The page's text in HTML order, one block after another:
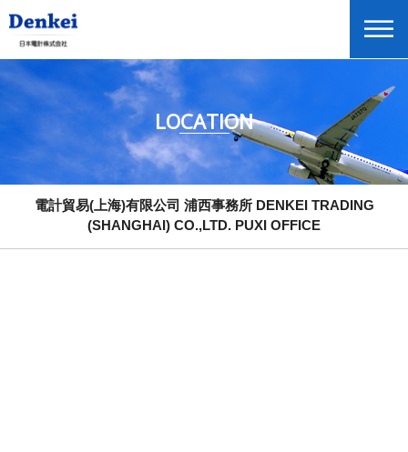
電計貿易(上海)有限公司 北京分公司 DENKEI TRADING (SHANGHAI)
CO.,LTD. BEIJING OFFICE
電計貿易(上海)有限公司 本社 DENKEI TRADING (SHANGHAI) CO.,LTD.
/ HEAD OFFICE
電計貿易(上海)有限公司 浦東事務所 DENKEI TRADING (SHANGHAI)
CO.,LTD. / PUDONG OFFICE
LOCATION
電計貿易(上海)有限公司 浦西事務所 DENKEI TRADING
(SHANGHAI) CO.,LTD. PUXI OFFICE